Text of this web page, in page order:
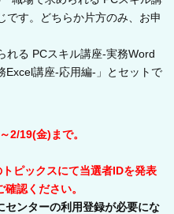
です。どちらか片方のみ、お申
る PCスキル講座-実務Word
Excel講座-応用編-」とセットで
2/19(金)まで。
ピックスにて当選者IDを発表
認ください。
ンターの利用登録が必要にな